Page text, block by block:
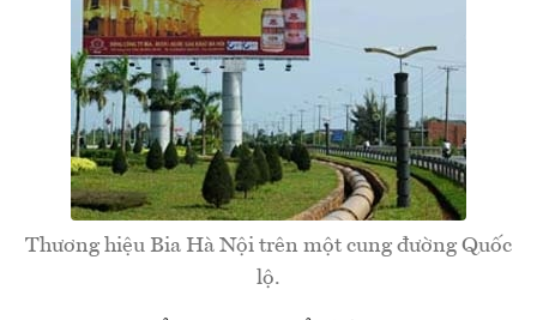
Thương hiệu Bia Hà Nội trên một cung đường Quốc
lộ.